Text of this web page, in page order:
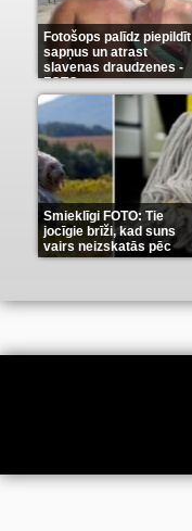
Fotošops palīdz piepildīt
sapņus un atrast
slavenas draudzenes -
FOTO(13)
Smieklīgi FOTO: Tie
jocīgie brīži, kad suns
vairs neizskatās pēc
suņa(11)